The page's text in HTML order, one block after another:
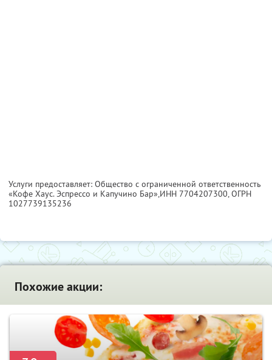
Услуги предоставляет: Общество с ограниченной ответственность
«Кофе Хаус. Эспрессо и Капучино Бар»,ИНН 7704207300, ОГРН
1027739135236
Похожие акции: